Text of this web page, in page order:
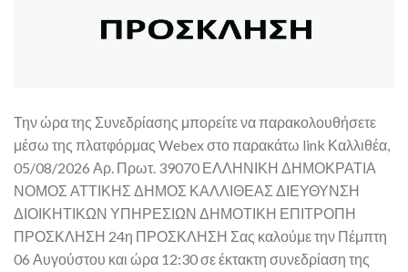
Την ώρα της Συνεδρίασης μπορείτε να παρακολουθήσετε
μέσω της πλατφόρμας Webex στο παρακάτω link Καλλιθέα,
05/08/2026 Αρ. Πρωτ. 39070 ΕΛΛΗΝΙΚΗ ΔΗΜΟΚΡΑΤΙΑ
ΝΟΜΟΣ ΑΤΤΙΚΗΣ ΔΗΜΟΣ ΚΑΛΛΙΘΕΑΣ ΔΙΕΥΘΥΝΣΗ
ΔΙΟΙΚΗΤΙΚΩΝ ΥΠΗΡΕΣΙΩΝ ΔΗΜΟΤΙΚΗ ΕΠΙΤΡΟΠΗ
ΠΡΟΣΚΛΗΣΗ 24η ΠΡΟΣΚΛΗΣΗ Σας καλούμε την Πέμπτη
06 Αυγούστου και ώρα 12:30 σε έκτακτη συνεδρίαση της